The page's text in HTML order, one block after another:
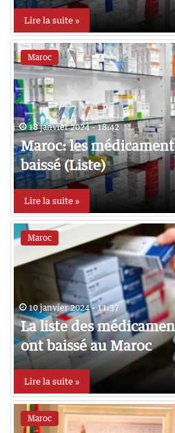
Lire la suite »
Maroc
18 janvier 2024 - 18:42
Maroc: les
baissé (Liste)
Lire la suite »
Maroc
10 janvier 2024 - 11:37
La liste des
ont baissé au Maroc
Lire la suite »
Maroc